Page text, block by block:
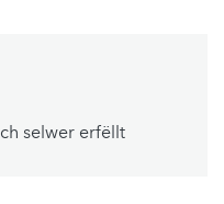
selwer erfëllt